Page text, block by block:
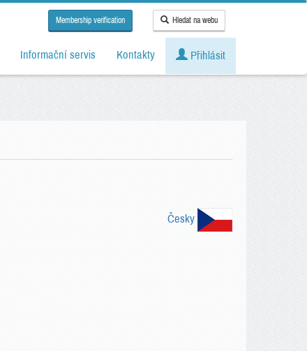
Membership verification Hledat na webu
Informační servis Kontakty Přihlásit
Česky